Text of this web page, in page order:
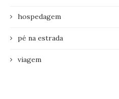
hospedagem
pé na estrada
viagem